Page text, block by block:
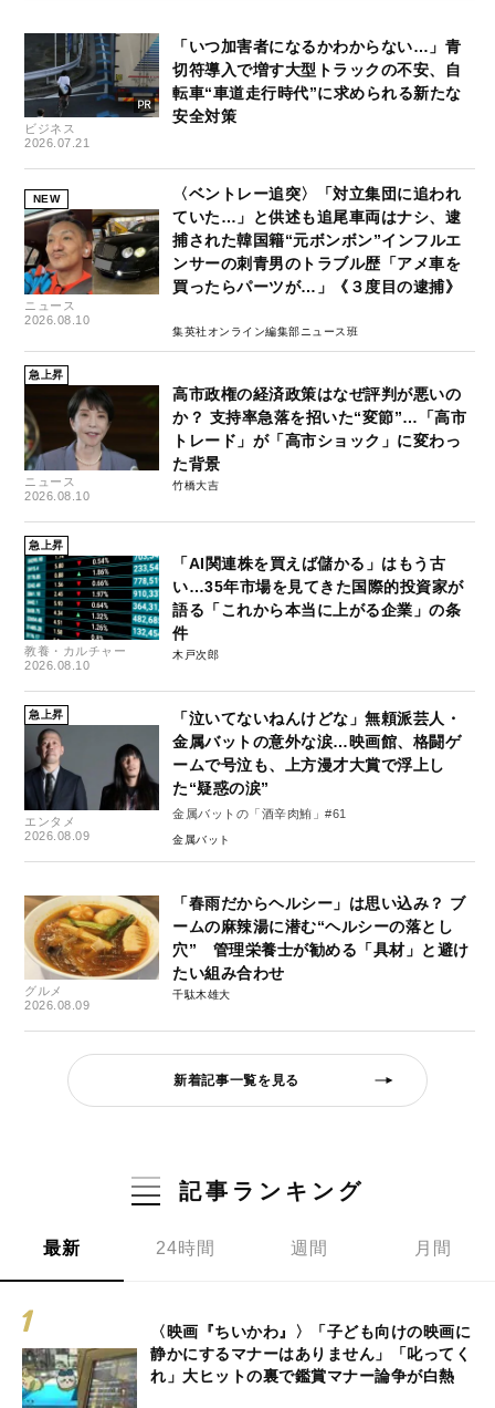
ビジネス
2026.07.21
「いつ加害者になるかわからない…」青
切符導入で増す大型トラックの不安、自
転車“車道走行時代”に求められる新たな
安全対策
NEW
ニュース
2026.08.10
〈ベントレー追突〉「対立集団に追われ
ていた…」と供述も追尾車両はナシ、逮
捕された韓国籍“元ボンボン”インフルエ
ンサーの刺青男のトラブル歴「アメ車を
買ったらパーツが…」《３度目の逮捕》
集英社オンライン編集部ニュース班
急上昇
ニュース
2026.08.10
高市政権の経済政策はなぜ評判が悪いの
か？ 支持率急落を招いた“変節”…「高市
トレード」が「高市ショック」に変わっ
た背景
竹橋大吉
急上昇
教養・カルチャー
2026.08.10
「AI関連株を買えば儲かる」はもう古
い…35年市場を見てきた国際的投資家が
語る「これから本当に上がる企業」の条
件
木戸次郎
急上昇
エンタメ
2026.08.09
「泣いてないねんけどな」無頼派芸人・
金属バットの意外な涙…映画館、格闘ゲ
ームで号泣も、上方漫才大賞で浮上し
た“疑惑の涙”
金属バットの「酒辛肉鮪」#61
金属バット
グルメ
2026.08.09
「春雨だからヘルシー」は思い込み？ ブ
ームの麻辣湯に潜む“ヘルシーの落とし
穴” 管理栄養士が勧める「具材」と避け
たい組み合わせ
千駄木雄大
新着記事一覧を見る
記事ランキング
最新 24時間 週間 月間
〈映画『ちいかわ』〉「子ども向けの映画に
静かにするマナーはありません」「叱ってく
れ」大ヒットの裏で鑑賞マナー論争が白熱